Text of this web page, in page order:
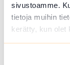
sivustoamme.
tietoja muihin
kerätty, kun olet
Lue lisää